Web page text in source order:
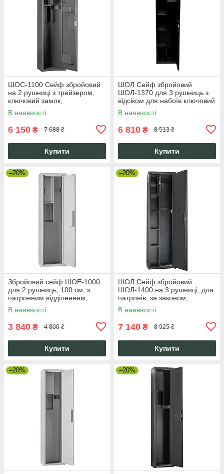
ШОС-1100 Сейф збройовий
на 2 рушниці з трейзером,
ключовий замок,
антрацитово-сірий
В наявності
6 150 ₴ 7 688 ₴
Купити
ШОЛ Сейф збройовий
ШОЛ-1370 для 3 рушниць з
відсіком для набоїв ключовий
замок 137 см чорний
В наявності
6 810 ₴ 8 513 ₴
Купити
–20%
Збройовий сейф ШОЕ-1000
для 2 рушниць, 100 см, з
патронним відділенням,
ключовий замок, сірий
В наявності
3 840 ₴ 4 800 ₴
Купити
–20%
ШОЛ Сейф збройовий
ШОЛ-1400 на 3 рушниці, для
патронів, за законом,
сувальдний замок
В наявності
7 140 ₴ 8 925 ₴
Купити
–20% –20%